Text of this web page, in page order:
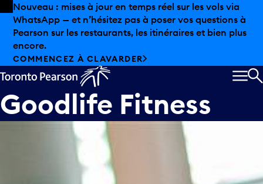
Skip to offers
Passer au contenu principal
Nouveau : mises à jour en temps réel sur les vols via
WhatsApp — et n’hésitez pas à poser vos questions à
Pearson sur les restaurants, les itinéraires et bien plus
encore.
COMMENCEZ À CLAVARDER
Goodlife Fitness